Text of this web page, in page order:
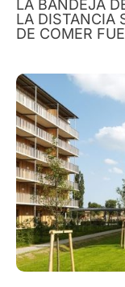
LA BANDEJA
LA DISTANCIA
DE COMER